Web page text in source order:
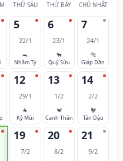
THỨ SÁU THỨ BẢY CHỦ NHẬT
5
22/1
🐀
Nhâm Tý
6
23/1
🐂
Quý Sửu
7
24/1
🐅
Giáp Dần
12
29/1
🐐
Kỷ Mùi
13
1/2
🐒
Canh Thân
14
2/2
🐓
Tân Dậu
19
7/2
20
8/2
21
9/2